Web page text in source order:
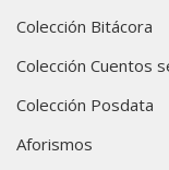
Colección Bitácora
Colección Cuentos
Colección Posdata
Aforismos